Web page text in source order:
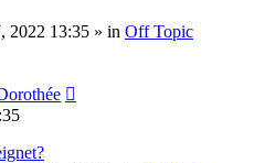
2022 13:35 » in Off Topic